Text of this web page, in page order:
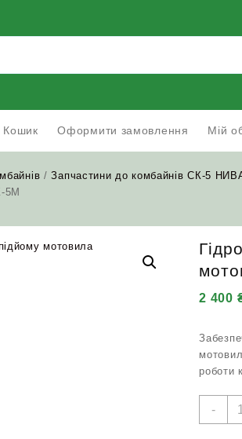
Кошик Оформити замовлення Мій
/Запчастини до комбайнів СК-5
5М
2 400
роботи
-